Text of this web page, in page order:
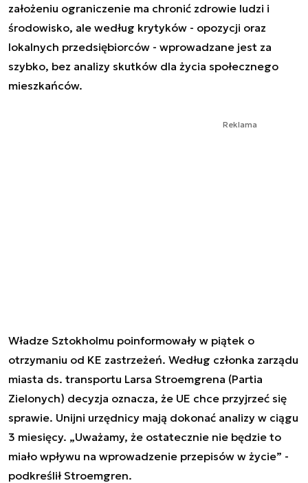
założeniu ograniczenie ma chronić zdrowie ludzi i
środowisko, ale według krytyków - opozycji oraz
lokalnych przedsiębiorców - wprowadzane jest za
szybko, bez analizy skutków dla życia społecznego
mieszkańców.
Reklama
Władze Sztokholmu poinformowały w piątek o
otrzymaniu od KE zastrzeżeń. Według członka zarządu
miasta ds. transportu Larsa Stroemgrena (Partia
Zielonych) decyzja oznacza, że UE chce przyjrzeć się
sprawie. Unijni urzędnicy mają dokonać analizy w ciągu
3 miesięcy. „Uważamy, że ostatecznie nie będzie to
miało wpływu na wprowadzenie przepisów w życie” -
podkreślił Stroemgren.